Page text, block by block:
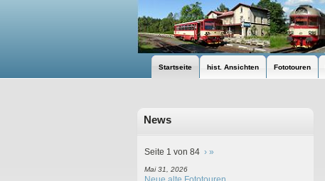
Startseite hist. Ansichten Fototouren
News
Seite 1 von 84 › »
Mai 31, 2026